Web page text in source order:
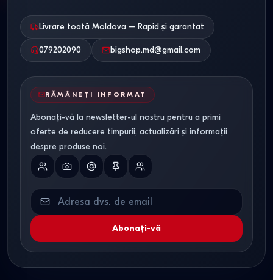
Livrare toată Moldova – Rapid și garantat
079202090 bigshop.md@gmail.com
RĂMÂNEȚI INFORMAT
Abonați-vă la newsletter-ul nostru pentru a primi
oferte de reducere timpurii, actualizări și informații
despre produse noi.
Abonați-vă